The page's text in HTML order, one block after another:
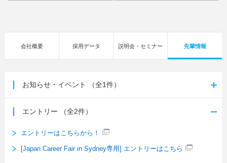
会社概要 採用データ 説明会・セミナー 先輩情報
お知らせ・イベント （全1件）
エントリー （全2件）
エントリーはこちらから！
[Japan Career Fair in Sydney専用] エントリーはこちら